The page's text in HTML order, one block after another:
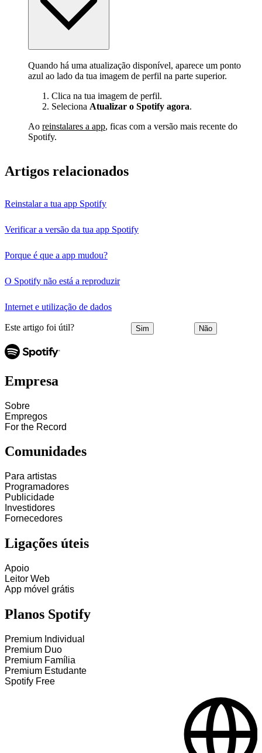
Quando há uma atualização disponível, aparece um ponto
azul ao lado da tua imagem de perfil na parte superior.
Clica na tua imagem de perfil.
Seleciona Atualizar o Spotify agora.
Ao reinstalares a app, ficas com a versão mais recente do
Spotify.
Artigos relacionados
Reinstalar a tua app Spotify
Verificar a versão da tua app Spotify
Porque é que a app mudou?
O Spotify não está a reproduzir
Internet e utilização de dados
Este artigo foi útil? Sim Não
Empresa
Sobre
Empregos
For the Record
Comunidades
Para artistas
Programadores
Publicidade
Investidores
Fornecedores
Ligações úteis
Apoio
Leitor Web
App móvel grátis
Planos Spotify
Premium Individual
Premium Duo
Premium Família
Premium Estudante
Spotify Free